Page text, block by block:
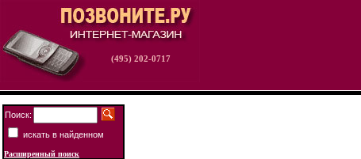
(495) 202-0717
Поиск:
искать в найденном
Расширенный поиск